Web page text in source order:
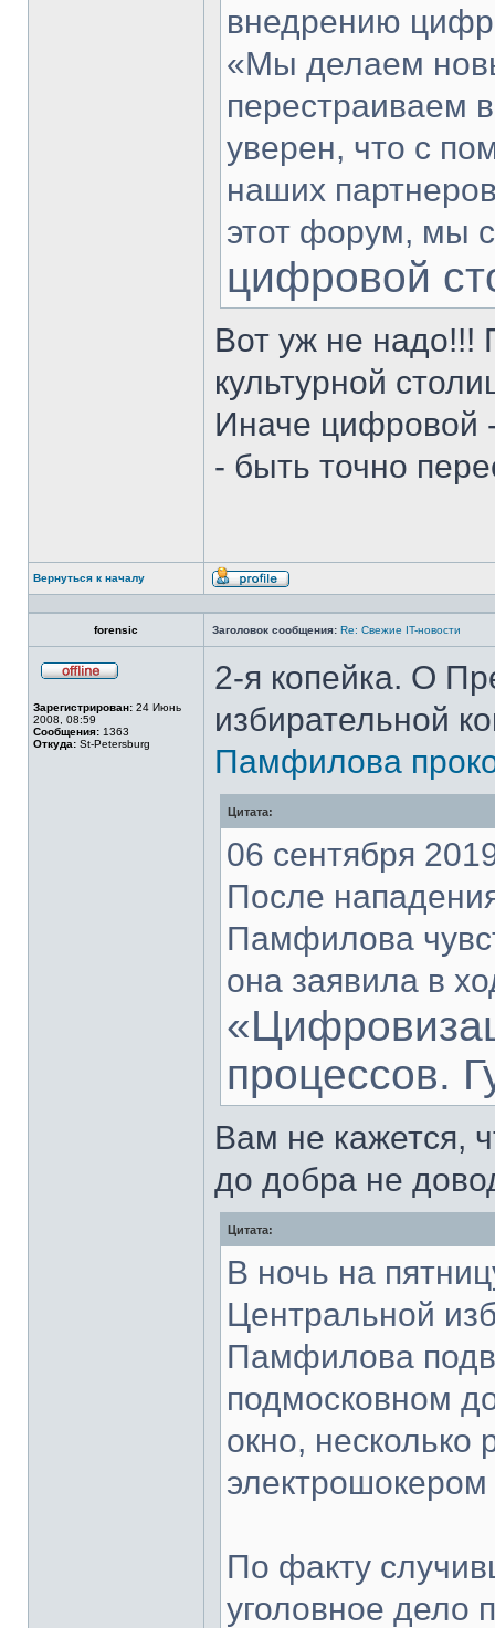
внедрению
«Мы делаем
перестраиваем
уверен, что с
наших
этот форум, мы
цифровой
Вот уж не надо!!!
культурной
Иначе цифровой -
- быть точно
Вернуться к началу
Профиль
forensic Заголовок сообщения: Re: Свежие IT-новости
сети
Зарегистрирован: 24 Июнь
2008, 08:59
Сообщения: 1363
Откуда: St-Petersburg
2-я копейка. О
избирательной
Памфилова
Цитата:
06 сентября
После
Памфилова
она заявила в
процессов.
Вам не кажется,
до добра не
Цитата:
В ночь на
Центральной
Памфилова
подмосковном
окно,
По факту
уголовное дело